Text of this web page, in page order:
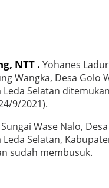
NTT . Yohanes
Wangka, Desa Golo
Leda Selatan
9/2021).
Wase Nalo,
Selatan,
sudah membusuk.